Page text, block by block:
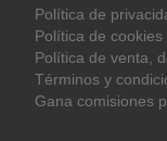
Política de
Política de cookies
Política de venta,
Términos y
Gana comisiones